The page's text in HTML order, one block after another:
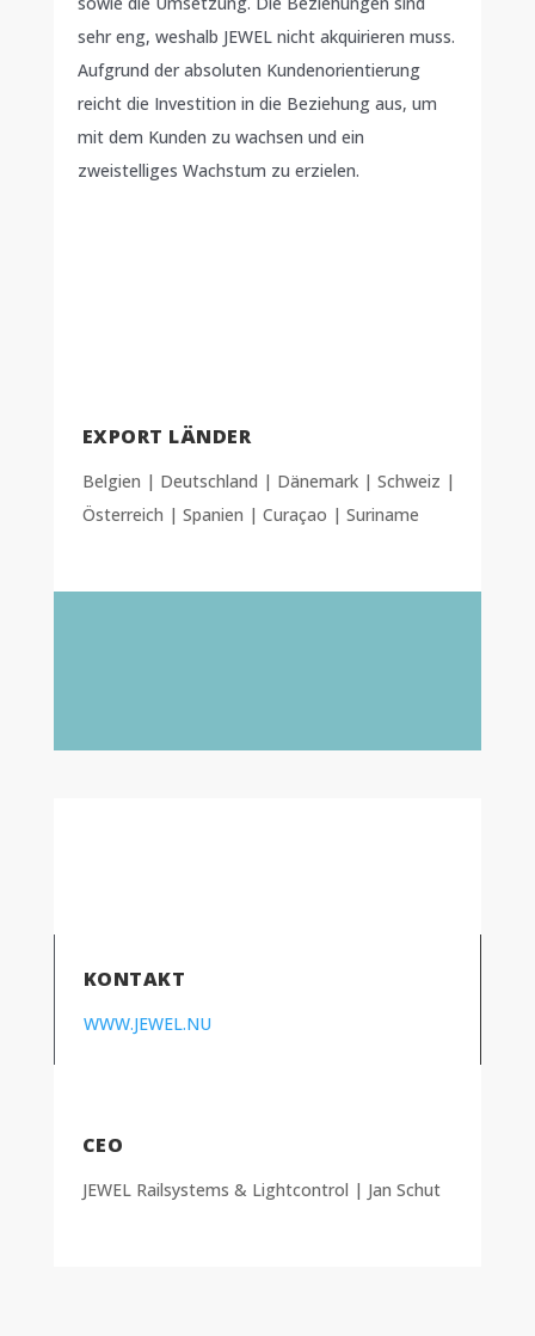
sehr eng, weshalb JEWEL nicht akquirieren muss.
Aufgrund der absoluten Kundenorientierung
reicht die Investition in die Beziehung aus, um
mit dem Kunden zu wachsen und ein
zweistelliges Wachstum zu erzielen.
EXPORT LÄNDER
Belgien | Deutschland | Dänemark | Schweiz |
Österreich | Spanien | Curaçao | Suriname
KONTAKT
WWW.JEWEL.NU
CEO
JEWEL Railsystems & Lightcontrol | Jan Schut